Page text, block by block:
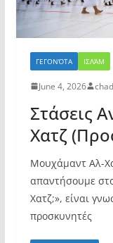
ΓΕΓΟΝΌΤΑ ΙΣΛΆΜ
June 4, 2026
Στάσεις
Χατζ
Μουχάμαντ Αλ-
απαντήσουμε
Χατζ;», είναι
προσκυνητές